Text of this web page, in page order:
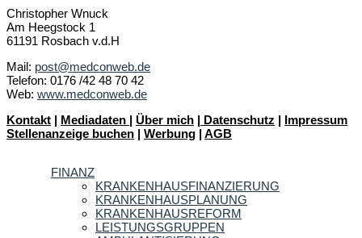
Christopher Wnuck
Am Heegstock 1
61191 Rosbach v.d.H
Mail: post@medconweb.de
Telefon: 0176 /42 48 70 42
Web: www.medconweb.de
Kontakt | Mediadaten | Über mich | Datenschutz | Impressum
Stellenanzeige buchen | Werbung | AGB
FINANZ
KRANKENHAUSFINANZIERUNG
KRANKENHAUSPLANUNG
KRANKENHAUSREFORM
LEISTUNGSGRUPPEN